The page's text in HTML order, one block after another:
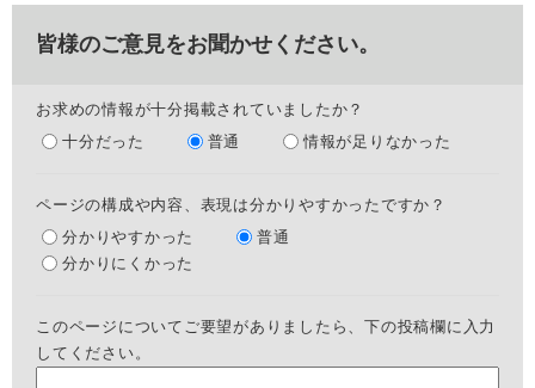
皆様のご意見をお聞かせください。
お求めの情報が十分掲載されていましたか？
十分だった
普通 情報が足りなかった
ページの構成や内容、表現は分かりやすかったですか？
分かりやすかった
普通
分かりにくかった
このページについてご要望がありましたら、下の投稿欄に入力
してください。